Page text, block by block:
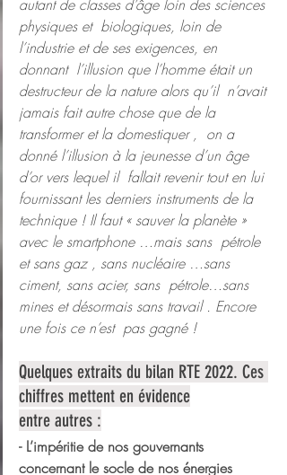
autant de classes d’âge loin des sciences
physiques et  biologiques, loin de
l’industrie et de ses exigences, en
donnant  l’illusion que l’homme était un
destructeur de la nature alors qu’il  n’avait
jamais fait autre chose que de la
transformer et la domestiquer ,  on a
donné l’illusion à la jeunesse d’un âge
d’or vers lequel il  fallait revenir tout en lui
fournissant les derniers instruments de la
technique ! Il faut « sauver la planète »
avec le smartphone …mais sans  pétrole
et sans gaz , sans nucléaire …sans
ciment, sans acier, sans  pétrole…sans
mines et désormais sans travail . Encore
une fois ce n’est  pas gagné !
Quelques extraits du bilan RTE 2022. Ces
chiffres mettent en évidence
entre autres :
- L’impéritie de nos gouvernants
concernant le socle de nos énergies